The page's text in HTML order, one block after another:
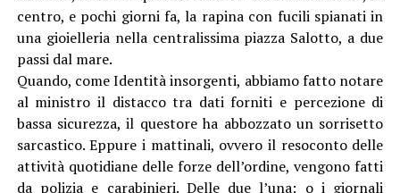
centro, e pochi giorni fa, la rapina con fucili spianati in
una gioielleria nella centralissima piazza Salotto, a due
passi dal mare.
Quando, come Identità insorgenti, abbiamo fatto notare
al ministro il distacco tra dati forniti e percezione di
bassa sicurezza, il questore ha abbozzato un sorrisetto
sarcastico. Eppure i mattinali, ovvero il resoconto delle
attività quotidiane delle forze dell’ordine, vengono fatti
da polizia e carabinieri. Delle due l’una: o i giornali